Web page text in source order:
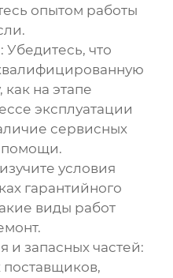
опытом работы
Убедитесь, что
на этапе
эксплуатации
сервисных
помощи.
условия
гарантийного
виды работ
и запасных частей: